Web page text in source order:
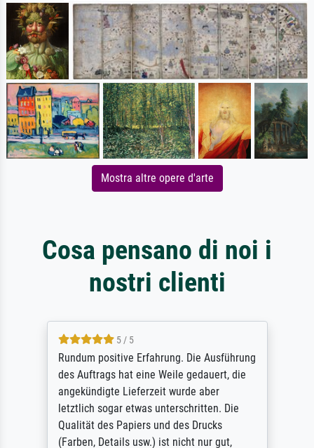
Mostra altre opere d'arte
Cosa pensano di noi i
nostri clienti
5 / 5
Rundum positive Erfahrung. Die Ausführung
des Auftrags hat eine Weile gedauert, die
angekündigte Lieferzeit wurde aber
letztlich sogar etwas unterschritten. Die
Qualität des Papiers und des Drucks
(Farben, Details usw.) ist nicht nur gut,